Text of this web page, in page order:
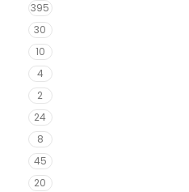
395
30
10
4
2
24
8
45
20